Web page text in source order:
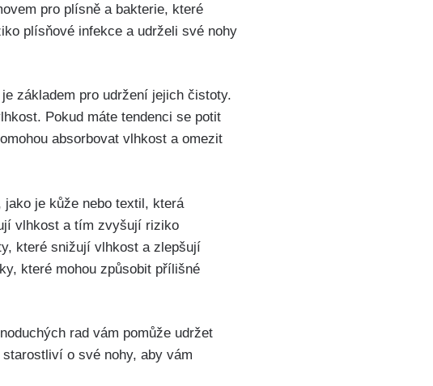
pro ‍plísně a bakterie, které​
⁤plísňové infekce a udrželi⁣ své⁤ nohy
základem ⁣pro⁤ udržení jejich čistoty.
Pokud máte ​tendenci se potit
absorbovat vlhkost ‌a omezit
​jako je‌ kůže nebo textil, která‍
vlhkost⁣ a tím zvyšují‌ riziko
které snižují ‌vlhkost a⁣ zlepšují
které mohou způsobit přílišné⁣
rad ⁣vám pomůže udržet
o ⁤své‍ nohy, aby ‌vám